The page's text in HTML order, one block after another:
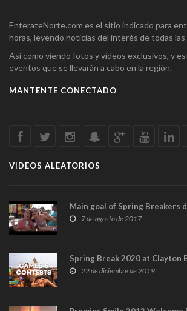
EnterateNorte.com es el sitio indicado para
horas, leyendo noticias del interés de todas las
Así como viendo fotos y videos exclusivos, y
eventos que se llevarán a cabo en la región.
MANTENTE CONECTADO
VIDEOS ALEATORIOS
Main goal of Spring Breakers
7 de agosto de 2017
Spring Break 2020 at Clayton
22 de diciembre de 2019